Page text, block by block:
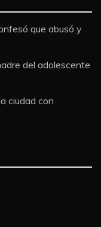
que abusó y
del adolescente
ciudad con